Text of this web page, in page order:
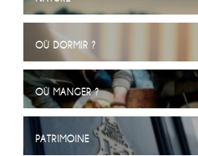
OÙ DORMIR ?
OÙ MANGER ?
PATRIMOINE